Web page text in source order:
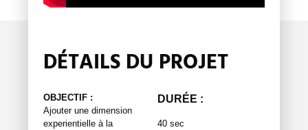
DÉTAILS DU PROJET
OBJECTIF :
Ajouter une dimension
experientielle à la
DURÉE :
40 sec